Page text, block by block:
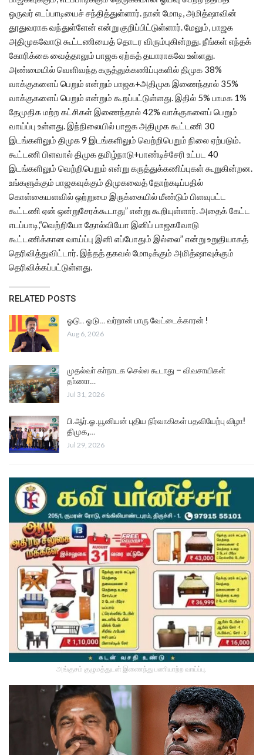
ஒருவர் எடப்பாடியைச் சந்தித்துள்ளார். நான் மோடி, அமித்ஷாவின்
தூதுவராக வந்துள்ளேன் என்று குறிப்பிட்டுள்ளார். மேலும், பாஜக
அதிமுகவோடு கூட்டணியைத் தொடர விரும்புகின்றது. நீங்கள் எந்தக்
கோரிக்கை வைத்தாலும் பாஜக ஏற்கத் தயாராகவே உள்ளது.
அண்மையில் வெளிவந்த கருத்துக்கணிப்புகளில் திமுக 38%
வாக்குகளைப் பெறும் என்றும் பாஜக+அதிமுக இணைந்தால் 35%
வாக்குகளைப் பெறும் என்றும் கூறப்பட்டுள்ளது. இதில் 5% பாமக 1%
தேமுதிக மற்ற கட்சிகள் இணைந்தால் 42% வாக்குகளைப் பெறும்
வாய்ப்பு உள்ளது. இந்நிலையில் பாஜக அதிமுக கூட்டணி 30
இடங்களிலும் திமுக 9 இடங்களிலும் வெற்றிபெறும் நிலை ஏற்படும்.
கூட்டணி பிளவால் திமுக தமிழ்நாடு+பாண்டிச்சேரி உட்பட 40
இடங்களிலும் வெற்றிபெறும் என்று கருத்துக்கணிப்புகள் கூறுகின்றன.
உங்களுக்கும் பாஜகவுக்கும் திமுகவைத் தோற்கடிப்பதில்
கொள்கையளவில் ஒற்றுமை இருக்கையில் மீண்டும் பிளவுபட்ட
கூட்டணி ஏன் ஒன்றுசேரக்கூடாது” என்று கூறியுள்ளார். அதைக் கேட்ட
எடப்பாடி,“வெற்றியோ தோல்வியோ இனிப் பாஜகவோடு
கூட்டணிக்கான வாய்ப்பு இனி எப்போதும் இல்லை” என்று உறுதியாகத்
தெரிவித்துவிட்டார். இந்தத் தகவல் மோடிக்கும் அமித்ஷாவுக்கும்
தெரிவிக்கப்பட்டுள்ளது.
RELATED POSTS
ஓடு.. ஓடு… வர்றான் பாரு வேட்டைக்காரன் !
Aug 6, 2026
முதல்வா் கா்நாடக செல்ல கூடாது – விவசாயிகள்
தா்ணா…
Jul 31, 2026
பி.ஆர்.ஓ.யூனியன் புதிய நிர்வாகிகள் பதவியேற்பு விழா!
திமுக,…
Jul 29, 2026
அங்குசம் குழுமத்துடன் இணைந்து பணியாற்ற வாய்ப்பு.